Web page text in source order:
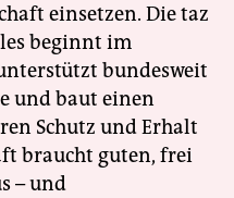
einsetzen. Die taz
beginnt im
bundesweit
und baut einen
Schutz und Erhalt
braucht guten, frei
– und